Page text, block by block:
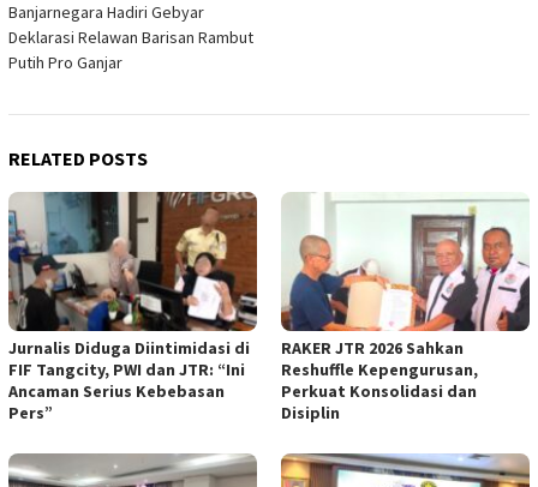
Banjarnegara Hadiri Gebyar
Deklarasi Relawan Barisan Rambut
Putih Pro Ganjar
RELATED POSTS
Jurnalis Diduga Diintimidasi di
FIF Tangcity, PWI dan JTR: “Ini
Ancaman Serius Kebebasan
Pers”
RAKER JTR 2026 Sahkan
Reshuffle Kepengurusan,
Perkuat Konsolidasi dan
Disiplin